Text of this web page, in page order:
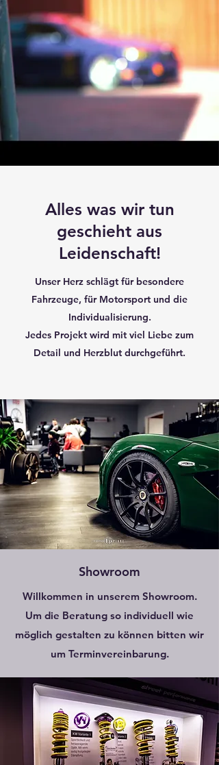
Alles was wir tun
geschieht aus
Leidenschaft!
Unser Herz schlägt für besondere
Fahrzeuge, für Motorsport und die
Individualisierung.
Jedes Projekt wird mit viel Liebe zum
Detail und Herzblut durchgeführt.
Showroom
Willkommen in unserem Showroom.
Um die Beratung so individuell wie
möglich gestalten zu können bitten wir
um Terminvereinbarung.